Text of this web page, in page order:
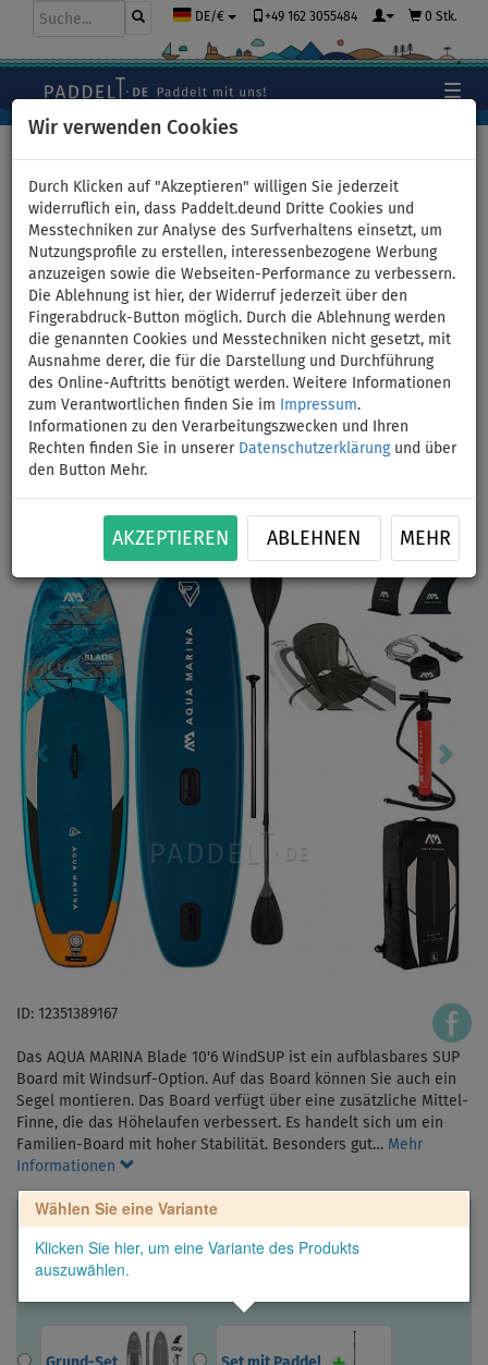
Wir verwenden Cookies
Durch Klicken auf "Akzeptieren" willigen Sie jederzeit
widerruflich ein, dass Paddelt.deund Dritte Cookies und
Messtechniken zur Analyse des Surfverhaltens einsetzt, um
Nutzungsprofile zu erstellen, interessenbezogene Werbung
anzuzeigen sowie die Webseiten-Performance zu verbessern.
Die Ablehnung ist hier, der Widerruf jederzeit über den
Fingerabdruck-Button möglich. Durch die Ablehnung werden
die genannten Cookies und Messtechniken nicht gesetzt, mit
Ausnahme derer, die für die Darstellung und Durchführung
des Online-Auftritts benötigt werden. Weitere Informationen
zum Verantwortlichen finden Sie im
Impressum.
Informationen zu den Verarbeitungszwecken und Ihren
Rechten finden Sie in unserer Datenschutzerklärungund über
den Button Mehr.
AKZEPTIEREN ABLEHNEN MEHR
DE/€ +49 162 3055484 0 Stk.
SUP AQUA MARINA Blade 10'6
- aufblasbares Stand Up
Paddle Board mit Windsurf-
Option - Variante: Kajak-Set
BIS
-18 % 150 kg
SEGEL
OPTION
VERSAND
Previous Next
ID: 12351389167
Das AQUA MARINA Blade 10'6 WindSUP ist ein aufblasbares SUP
Board mit Windsurf-Option. Auf das Board können Sie auch ein
Segel montieren. Das Board verfügt über eine zusätzliche Mittel-
Finne, die das Höhelaufen verbessert. Es handelt sich um ein
Familien-Board mit hoher Stabilität. Besonders gut… Mehr
Informationen
Wählen Sie eine Variante
Klicken Sie hier, um eine Variante des Produkts
auszuwählen.